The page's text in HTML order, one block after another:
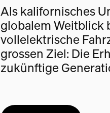
Als kalifornisches
globalem Weitblick
vollelektrische
grossen Ziel: Die
zukünftige